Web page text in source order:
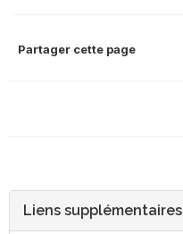
Partager cette page
Liens supplémentaires